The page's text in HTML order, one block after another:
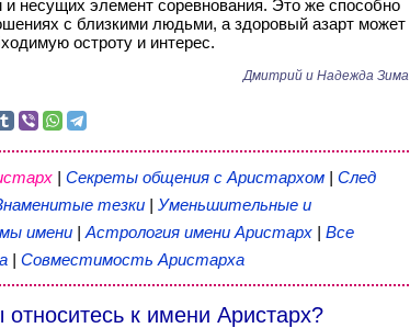
и несущих элемент соревнования. Это же способно
с близкими людьми, а здоровый азарт может
остроту и интерес.
Дмитрий и Надежда Зима
| Секреты общения с Аристархом | След
тезки| Уменьшительные и
имени| Астрология имени Аристарх| Все
| Совместимость Аристарха
относитесь к имени Аристарх?